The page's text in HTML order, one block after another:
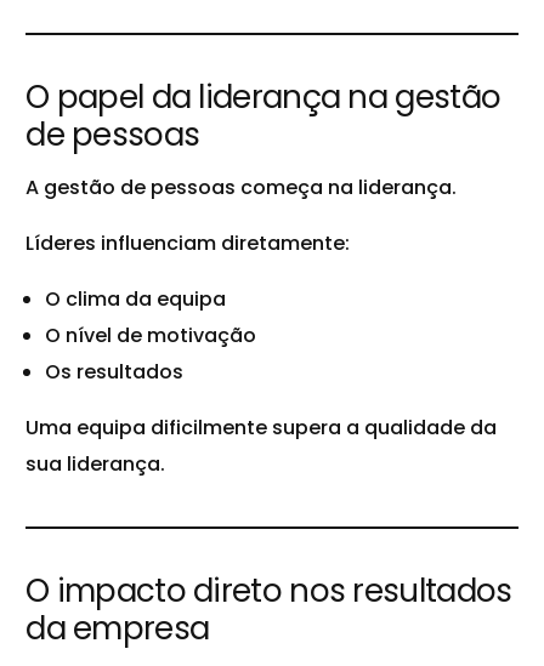
O papel da liderança na gestão
de pessoas
A gestão de pessoas começa na liderança.
Líderes influenciam diretamente:
O clima da equipa
O nível de motivação
Os resultados
Uma equipa dificilmente supera a qualidade da
sua liderança.
O impacto direto nos resultados
da empresa